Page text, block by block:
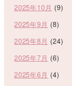
2025年10月 (9)
2025年9月 (8)
2025年8月 (24)
2025年7月 (6)
2025年6月 (4)